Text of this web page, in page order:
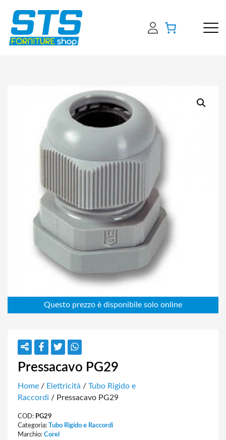
Pressacavo PG29
Home / Elettricità / Tubo Rigido e
Raccordi / Pressacavo PG29
COD: PG29
Categoria: Tubo Rigido e Raccordi
Marchio: Corel